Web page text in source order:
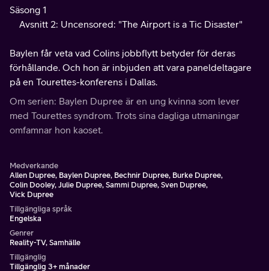
Säsong 1
Avsnitt 2: Uncensored: "The Airport is a Tic Disaster"
Baylen får veta vad Colins jobbflytt betyder för deras
förhållande. Och hon är inbjuden att vara paneldeltagare
på en Tourettes-konferens i Dallas.
Om serien: Baylen Dupree är en ung kvinna som lever
med Tourettes syndrom. Trots sina dagliga utmaningar
omfamnar hon kaoset.
Medverkande
Allen Dupree, Baylen Dupree, Bechnir Dupree, Burke Dupree,
Colin Dooley, Julie Dupree, Sammi Dupree, Sven Dupree,
Vick Dupree
Tillgängliga språk
Engelska
Genrer
Reality-TV, Samhälle
Tillgänglig
Tillgänglig 3+ månader